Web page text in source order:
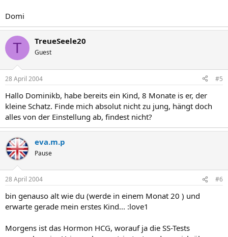
Domi
T TreueSeele20
Guest
28 April 2004 #5
Hallo Dominikb, habe bereits ein Kind, 8 Monate is er, der
kleine Schatz. Finde mich absolut nicht zu jung, hängt doch
alles von der Einstellung ab, findest nicht?
eva.m.p
Pause
28 April 2004 #6
bin genauso alt wie du (werde in einem Monat 20 ) und
erwarte gerade mein erstes Kind... :love1
Morgens ist das Hormon HCG, worauf ja die SS-Tests